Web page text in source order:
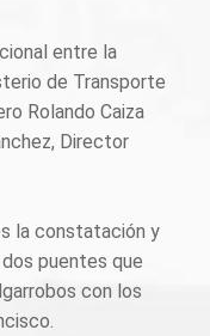
entre la
de Transporte
Rolando Caiza
Director
la constatación y
puentes que
con los